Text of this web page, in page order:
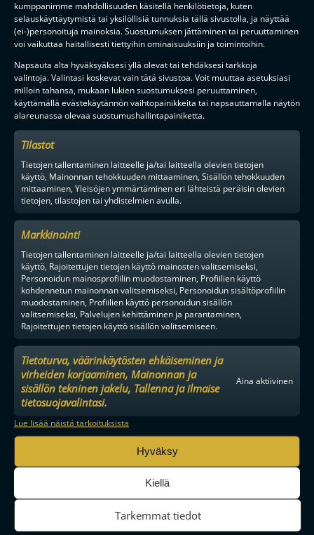
kumppanimme mahdollisuuden käsitellä henkilötietoja, kuten
selauskäyttäytymistä tai yksilöllisiä tunnuksia tällä sivustolla, ja näyttää
(ei-)personoituja mainoksia. Suostumuksen jättäminen tai peruuttaminen
voi vaikuttaa haitallisesti tiettyihin ominaisuuksiin ja toimintoihin.
Napsauta alta hyväksyäksesi yllä olevat tai tehdäksesi tarkkoja
valintoja. Valintasi koskevat vain tätä sivustoa. Voit muuttaa asetuksiasi
milloin tahansa, mukaan lukien suostumuksesi peruuttaminen,
käyttämällä evästekäytännön vaihtopainikkeita tai napsauttamalla näytön
alareunassa olevaa suostumushallintapainiketta.
Tilastot
Tietojen tallentaminen laitteelle ja/tai laitteella olevien tietojen
käyttö, Mainonnan tehokkuuden mittaaminen, Sisällön tehokkuuden
mittaaminen, Yleisöjen ymmärtäminen eri lähteistä peräisin olevien
tietojen, tilastojen tai yhdistelmien avulla.
Markkinointi
Tietojen tallentaminen laitteelle ja/tai laitteella olevien tietojen
käyttö, Rajoitettujen tietojen käyttö mainosten valitsemiseksi,
Personoidun mainosprofiilin muodostaminen, Profiilien käyttö
kohdennetun mainonnan valitsemiseksi, Personoidun sisältöprofiilin
muodostaminen, Profiilien käyttö personoidun sisällön
valitsemiseksi, Palvelujen kehittäminen ja parantaminen,
Rajoitettujen tietojen käyttö sisällön valitsemiseen.
Tietoturva, väärinkäytösten ehkäiseminen ja
virheiden korjaaminen, Mainonnan ja
sisällön tekninen jakelu, Tallenna ja ilmaise
tietosuojavalintasi.
Aina aktiivinen
Lue lisää näistä tarkoituksista
Hyväksy
Kiellä
Tarkemmat tiedot
MAAILMAN VIIHDYTTÄVINTÄ SALIBANDYA
SEURAA MEITÄ SOMESSA
YHTEYSTIEDOT
EVÄSTEKÄYTÄNNÖT